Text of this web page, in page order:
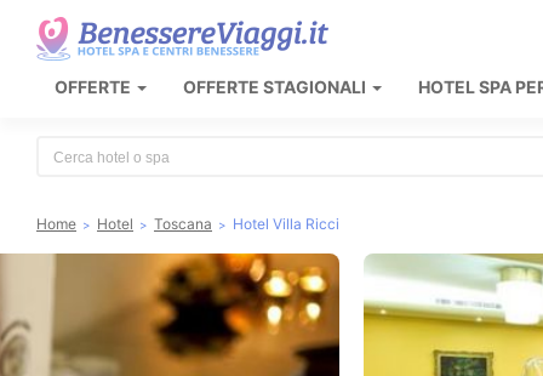
OFFERTE OFFERTE STAGIONALI HOTEL SPA
Home Hotel Toscana Hotel Villa Ricci